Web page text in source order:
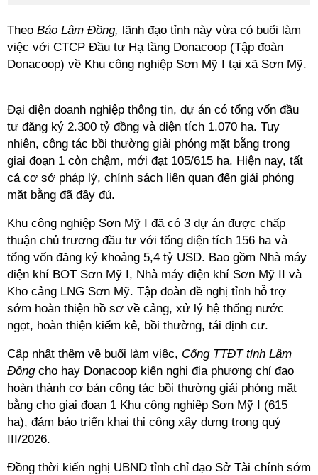
Theo Báo Lâm Đồng, lãnh đạo tỉnh này vừa có buổi làm
việc với CTCP Đầu tư Hạ tầng Donacoop (Tập đoàn
Donacoop) về Khu công nghiệp Sơn Mỹ I tại xã Sơn Mỹ.
Đại diện doanh nghiệp thông tin, dự án có tổng vốn đầu
tư đăng ký 2.300 tỷ đồng và diện tích 1.070 ha. Tuy
nhiên, công tác bồi thường giải phóng mặt bằng trong
giai đoạn 1 còn chậm, mới đạt 105/615 ha. Hiện nay, tất
cả cơ sở pháp lý, chính sách liên quan đến giải phóng
mặt bằng đã đầy đủ.
Khu công nghiệp Sơn Mỹ I đã có 3 dự án được chấp
thuận chủ trương đầu tư với tổng diện tích 156 ha và
tổng vốn đăng ký khoảng 5,4 tỷ USD. Bao gồm Nhà máy
điện khí BOT Sơn Mỹ I, Nhà máy điện khí Sơn Mỹ II và
Kho cảng LNG Sơn Mỹ. Tập đoàn đề nghị tỉnh hỗ trợ
sớm hoàn thiện hồ sơ về cảng, xử lý hệ thống nước
ngọt, hoàn thiện kiểm kê, bồi thường, tái định cư.
Cập nhật thêm về buổi làm việc, Cổng TTĐT tỉnh Lâm
Đồng cho hay Donacoop kiến nghị địa phương chỉ đạo
hoàn thành cơ bản công tác bồi thường giải phóng mặt
bằng cho giai đoạn 1 Khu công nghiệp Sơn Mỹ I (615
ha), đảm bảo triển khai thi công xây dựng trong quý
III/2026.
Đồng thời kiến nghị UBND tỉnh chỉ đạo Sở Tài chính sớm